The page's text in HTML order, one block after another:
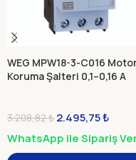
WEG MPW18-3-C016
Koruma Şalteri 0,1–0,16 A
3.208,82₺ 2.495,75₺
WhatsApp ile Sipariş